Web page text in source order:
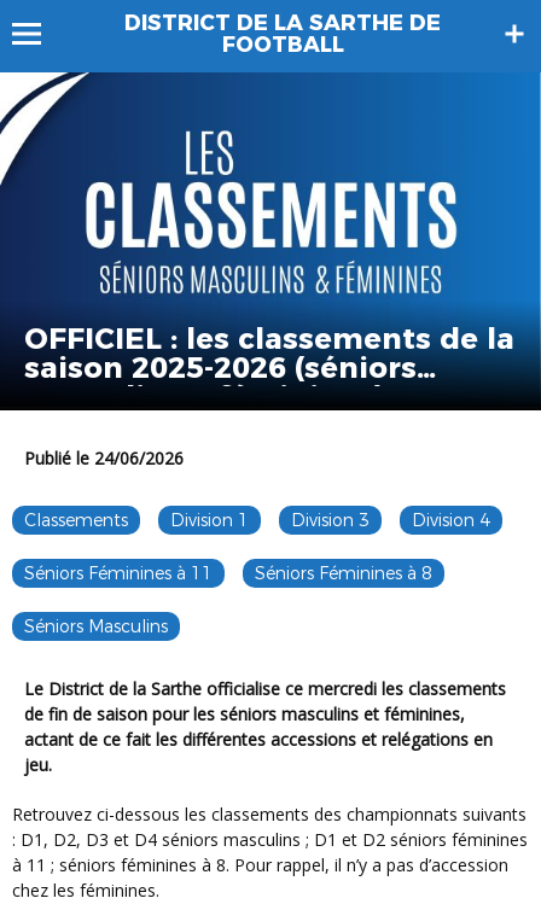
DISTRICT DE LA SARTHE DE
FOOTBALL
OFFICIEL : les classements de la
saison 2025-2026 (séniors
masculins & féminines) !
Publié le 24/06/2026
Classements Division 1 Division 3 Division 4
Séniors Féminines à 11 Séniors Féminines à 8
Séniors Masculins
Le District de la Sarthe officialise ce mercredi les classements
de fin de saison pour les séniors masculins et féminines,
actant de ce fait les différentes accessions et relégations en
jeu.
Retrouvez ci-dessous les classements des championnats suivants
: D1, D2, D3 et D4 séniors masculins ; D1 et D2 séniors féminines
à 11 ; séniors féminines à 8. Pour rappel, il n’y a pas d’accession
chez les féminines.